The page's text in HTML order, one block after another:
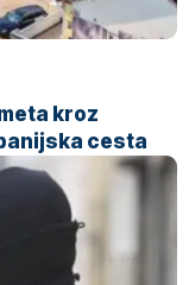
kroz
cesta